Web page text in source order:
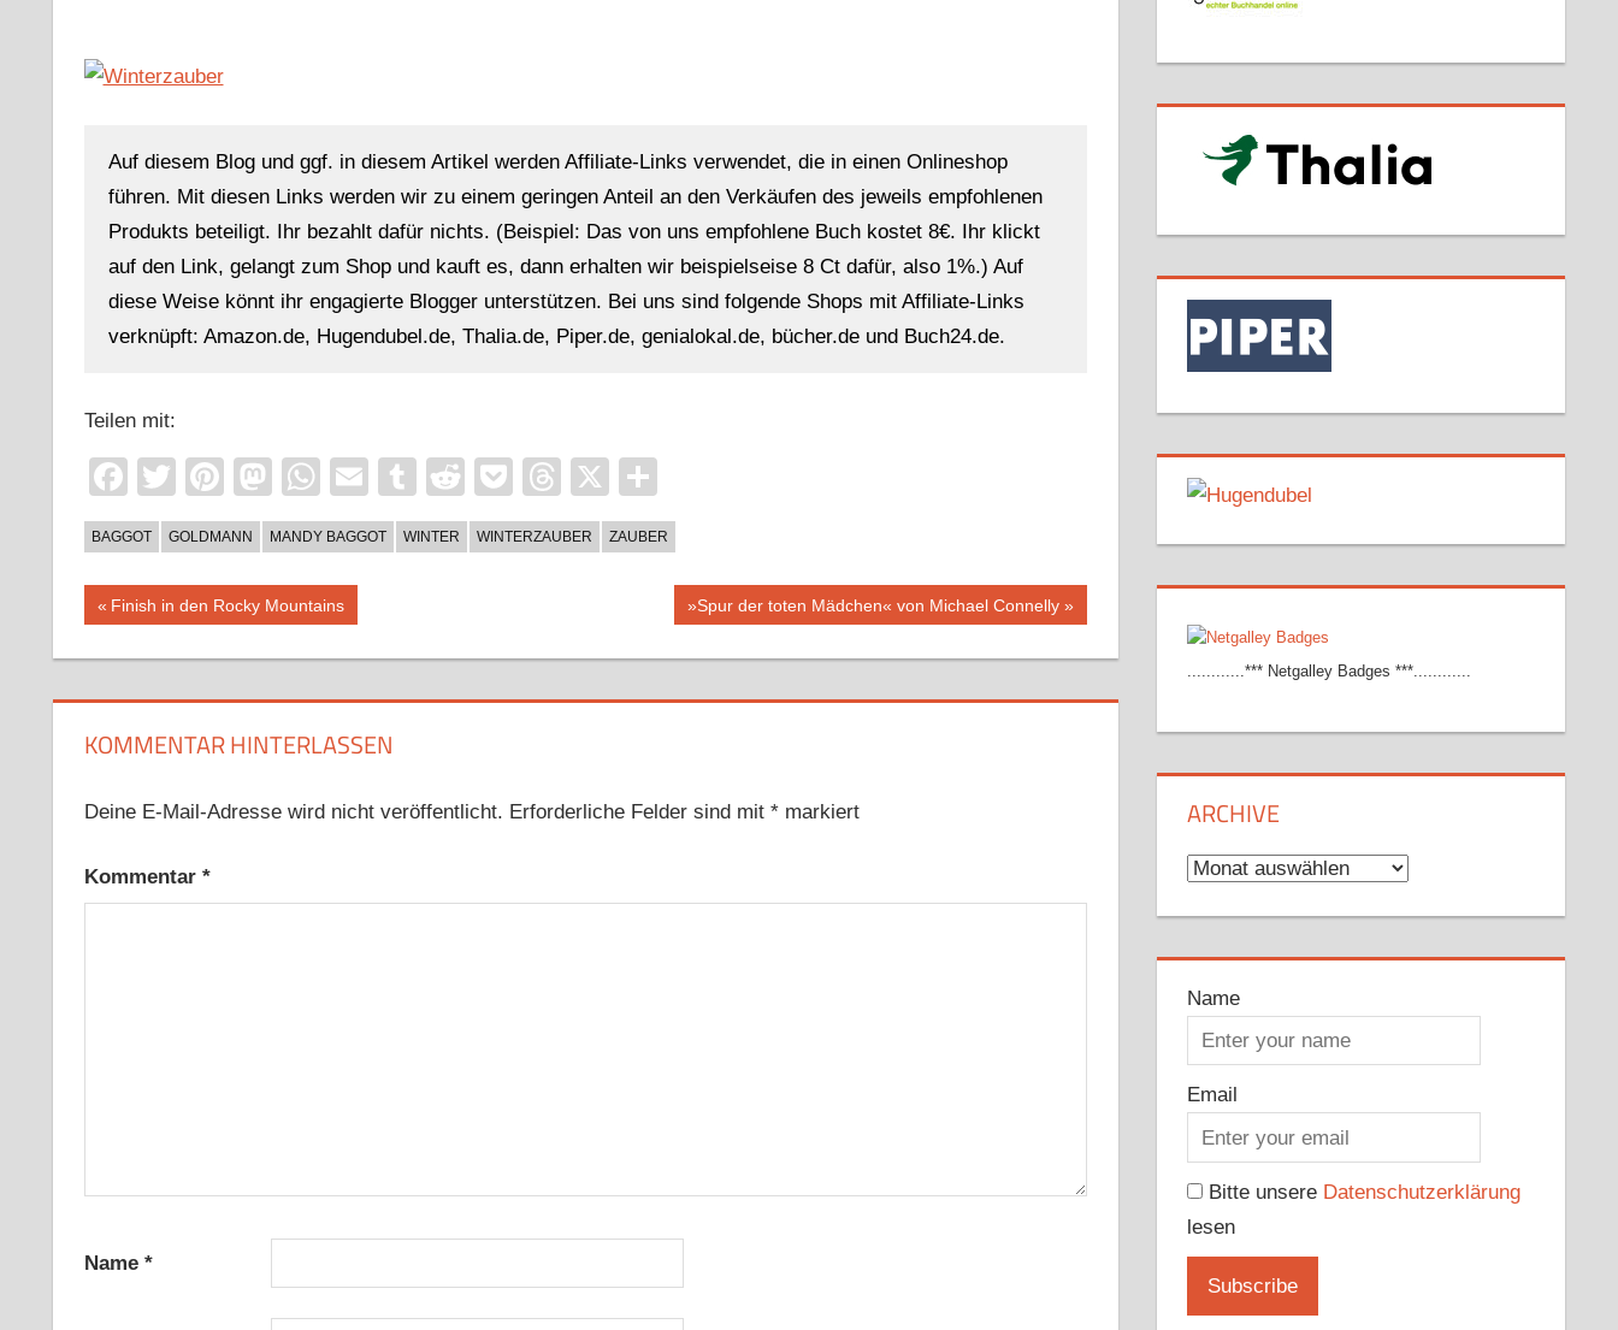
Auf diesem Blog und ggf. in diesem Artikel werden Affiliate-Links verwendet, die in einen Onlineshop
führen. Mit diesen Links werden wir zu einem geringen Anteil an den Verkäufen des jeweils empfohlenen
Produkts beteiligt. Ihr bezahlt dafür nichts. (Beispiel: Das von uns empfohlene Buch kostet 8€. Ihr klickt
auf den Link, gelangt zum Shop und kauft es, dann erhalten wir beispielseise 8 Ct dafür, also 1%.) Auf
diese Weise könnt ihr engagierte Blogger unterstützen. Bei uns sind folgende Shops mit Affiliate-Links
verknüpft: Amazon.de, Hugendubel.de, Thalia.de, Piper.de, genialokal.de, bücher.de und Buch24.de.
Teilen mit:
Facebook
TwitterPinterest
Mastodon
WhatsApp
EmailTumblr
RedditPocketThreads
X
BAGGOT GOLDMANN MANDY BAGGOT WINTER WINTERZAUBER ZAUBER
Beitragsnavigation
Vorheriger
Finish in den Rocky Mountains
Nächster
»Spur der toten Mädchen« von Michael Connelly
KOMMENTAR HINTERLASSEN
Deine E-Mail-Adresse wird nicht veröffentlicht. Erforderliche Felder sind mit *markiert
Kommentar *
Name *
............*** Netgalley Badges ***............
ARCHIVE
Archive
Name
Email
Bitte unsere Datenschutzerklärung
lesen